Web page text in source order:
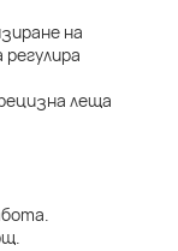
на
леща